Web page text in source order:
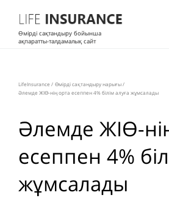
Өмірді сақтандыру бойынша
ақпаратты-талдамалық сайт
LifeInsurance / Өмірді сақтандыру нарығы/
Әлемде ЖІӨ-нің орта есеппен 4% білім алуға жұмсалады
Әлемде ЖІӨ-
есеппен 4%
жұмсалады